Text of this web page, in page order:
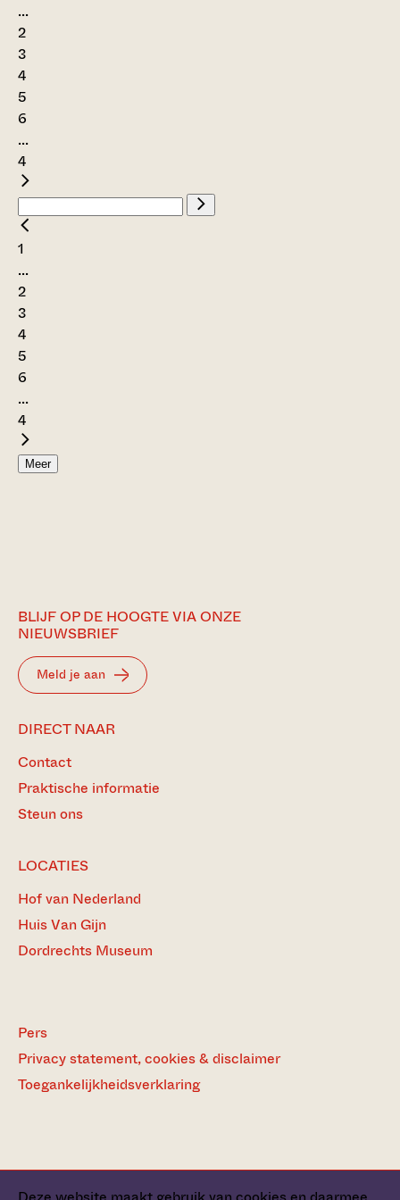
...
2
3
4
5
6
...
4
1
...
2
3
4
5
6
...
4
Meer
BLIJF OP DE HOOGTE VIA ONZE
NIEUWSBRIEF
Meld je aan
DIRECT NAAR
Contact
Praktische informatie
Steun ons
LOCATIES
Hof van Nederland
Huis Van Gijn
Dordrechts Museum
Pers
Privacy statement, cookies & disclaimer
Toegankelijkheidsverklaring